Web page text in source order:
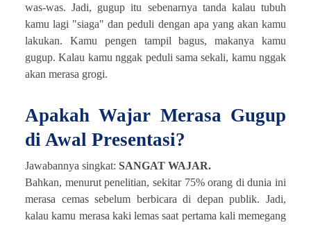
was-was. Jadi, gugup itu sebenarnya tanda kalau tubuh
kamu lagi "siaga" dan peduli dengan apa yang akan kamu
lakukan. Kamu pengen tampil bagus, makanya kamu
gugup. Kalau kamu nggak peduli sama sekali, kamu nggak
akan merasa grogi.
Apakah Wajar Merasa Gugup
di Awal Presentasi?
Jawabannya singkat: SANGAT WAJAR.
Bahkan, menurut penelitian, sekitar 75% orang di dunia ini
merasa cemas sebelum berbicara di depan publik. Jadi,
kalau kamu merasa kaki lemas saat pertama kali memegang